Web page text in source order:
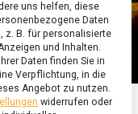
uns helfen, diese
Daten
z. B. für personalisierte
und Inhalten.
Daten finden Sie in
Verpflichtung, in die
Angebot zu nutzen.
widerrufen oder